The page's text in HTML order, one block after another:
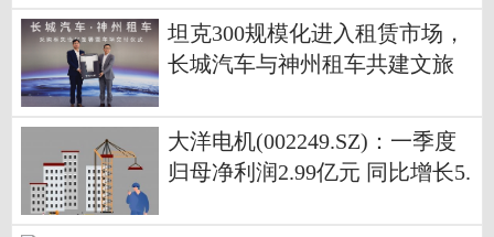
坦克300规模化进入租赁市场，
长城汽车与神州租车共建文旅
大洋电机(002249.SZ)：一季度
归母净利润2.99亿元 同比增长5.